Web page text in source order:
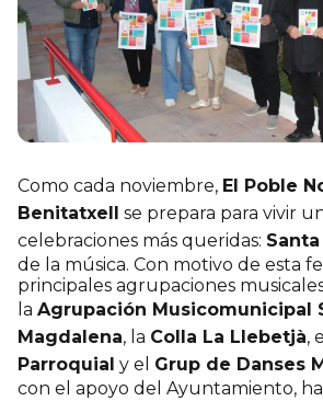
Como cada noviembre, El Poble
Benitatxell
se prepara para vivir
celebraciones más queridas:
de la música. Con motivo de esta
principales agrupaciones
la Agrupación Musicomunicipal
Magdalena, la Colla La Llebetjà,
Parroquial y el Grup de Danses
con el apoyo del Ayuntamiento,